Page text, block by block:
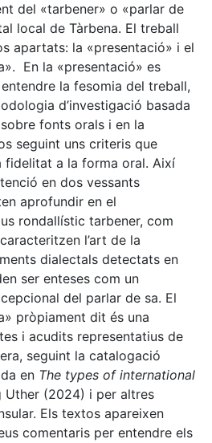
del «tarbener» o «parlar de
local de Tàrbena. El treball
apartats: la «presentació» i el
En la «presentació» es
la fesomia del treball,
d’investigació basada
fonts orals i en la
seguint uns criteris que
fidelitat a la forma oral. Així
en dos vessants
aprofundir en el
rondallístic tarbener, com
l’art de la
dialectals detectats en
ser enteses com un
del parlar de sa. El
pròpiament dit és una
i acudits representatius de
seguint la catalogació
en The types of international
Uther (2024) i per altres
Els textos apareixen
comentaris per entendre els